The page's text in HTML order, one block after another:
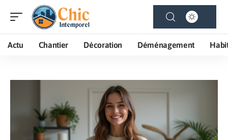
Actu Chantier Décoration Déménagement